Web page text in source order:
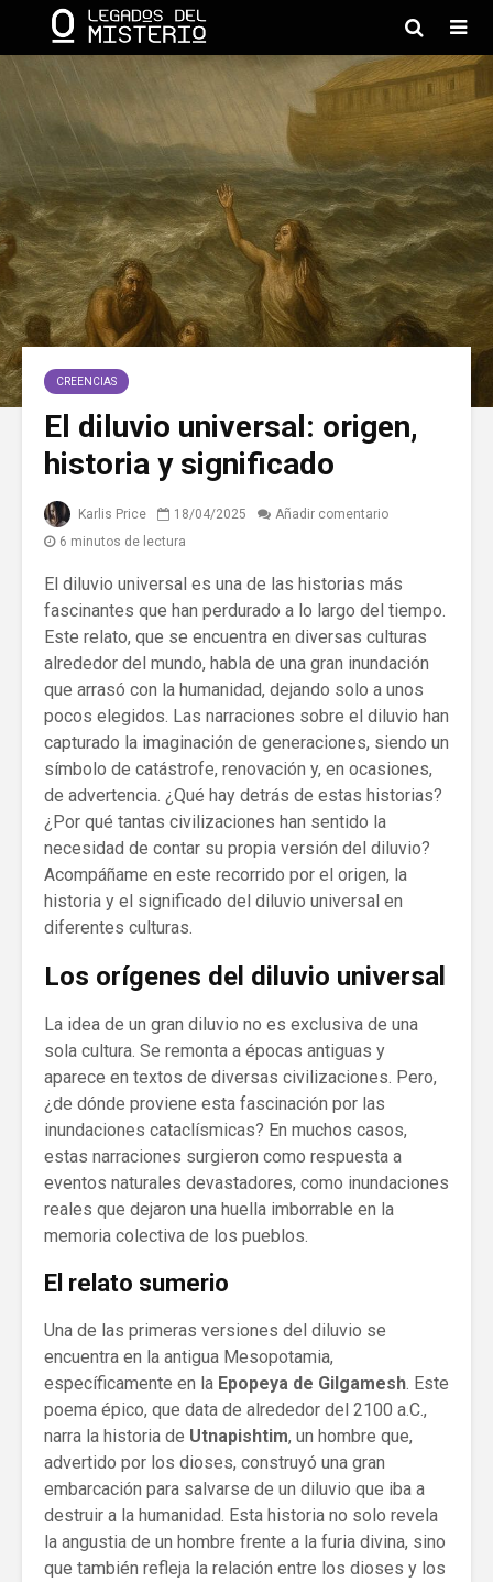
CREENCIAS
El diluvio universal: origen,
historia y significado
Karlis Price 18/04/2025
Añadir comentario
6 minutos de lectura
El diluvio universal es una de las historias más
fascinantes que han perdurado a lo largo del tiempo.
Este relato, que se encuentra en diversas culturas
alrededor del mundo, habla de una gran inundación
que arrasó con la humanidad, dejando solo a unos
pocos elegidos. Las narraciones sobre el diluvio han
capturado la imaginación de generaciones, siendo un
símbolo de catástrofe, renovación y, en ocasiones,
de advertencia. ¿Qué hay detrás de estas historias?
¿Por qué tantas civilizaciones han sentido la
necesidad de contar su propia versión del diluvio?
Acompáñame en este recorrido por el origen, la
historia y el significado del diluvio universal en
diferentes culturas.
Los orígenes del diluvio universal
La idea de un gran diluvio no es exclusiva de una
sola cultura. Se remonta a épocas antiguas y
aparece en textos de diversas civilizaciones. Pero,
¿de dónde proviene esta fascinación por las
inundaciones cataclísmicas? En muchos casos,
estas narraciones surgieron como respuesta a
eventos naturales devastadores, como inundaciones
reales que dejaron una huella imborrable en la
memoria colectiva de los pueblos.
El relato sumerio
Una de las primeras versiones del diluvio se
encuentra en la antigua Mesopotamia,
específicamente en la Epopeya de Gilgamesh . Este
poema épico, que data de alrededor del 2100 a.C.,
narra la historia de Utnapishtim, un hombre que,
advertido por los dioses, construyó una gran
embarcación para salvarse de un diluvio que iba a
destruir a la humanidad. Esta historia no solo revela
la angustia de un hombre frente a la furia divina, sino
que también refleja la relación entre los dioses y los